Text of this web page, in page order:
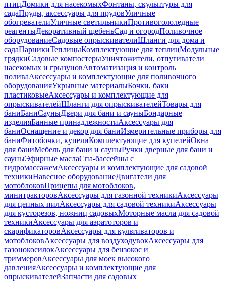
птицДомики для насекомыхФонтаны, скульптуры для
садаПруды, аксессуары для прудовУличные
обогревателиУличные светильникиПротивогололедные
реагентыДекоративный щебеньСад и огородПоливочное
оборудованиеСадовые опрыскивателиШланги для дома и
садаПарникиТеплицыКомплектующие для теплицМодульные
грядкиСадовые компостерыУничтожители, отпугиватели
насекомых и грызуновАвтоматизация и контроль
поливаАксессуары и комплектующие для поливочного
оборудованияУкрывные материалыБочки, баки
пластиковыеАксессуары и комплектующие для
опрыскивателейШланги для опрыскивателейТовары для
баниБаниСауныДвери для бани и сауныБондарные
изделияБанные принадлежностиАксессуары для
баниОснащение и декор для баниИзмерительные приборы для
баниФитобочки, купелиКомплектующие для купелейОкна
для баниМебель для бани и сауныРучки дверные для бани и
сауныЭфирные маслаСпа-бассейны с
гидромассажемАксессуары и комплектующие для садовой
техникиНавесное оборудованиеДвигатели для
мотоблоковПрицепы для мотоблоков,
минитракторовАксессуары для газонной техникиАксессуары
для цепных пилАксессуары для садовой техникиАксессуары
для кусторезов, ножниц садовыхМоторные масла для садовой
техникиАксессуары для аэратоторов и
скарификаторовАксессуары для культиваторов и
мотоблоковАксессуары для воздуходувокАксессуары для
газонокосилокАксессуары для бензокос и
триммеровАксессуары для моек высокого
давленияАксессуары и комплектующие для
опрыскивателейЗапчасти для садовых